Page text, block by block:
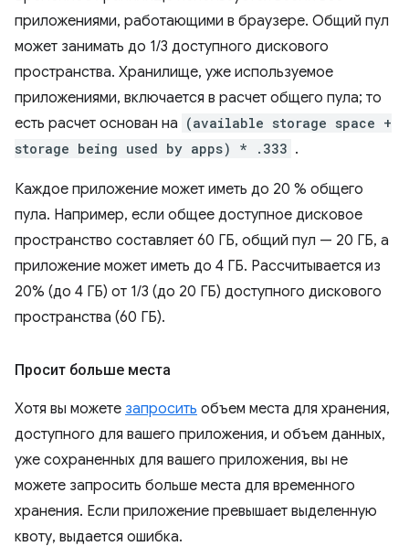
приложениями, работающими в браузере. Общий пул
может занимать до 1/3 доступного дискового
пространства. Хранилище, уже используемое
приложениями, включается в расчет общего пула; то
есть расчет основан на (available storage space +
storage being used by apps) * .333 .
Каждое приложение может иметь до 20 % общего
пула. Например, если общее доступное дисковое
пространство составляет 60 ГБ, общий пул — 20 ГБ, а
приложение может иметь до 4 ГБ. Рассчитывается из
20% (до 4 ГБ) от 1/3 (до 20 ГБ) доступного дискового
пространства (60 ГБ).
Просит больше места
Хотя вы можете запросить объем места для хранения,
доступного для вашего приложения, и объем данных,
уже сохраненных для вашего приложения, вы не
можете запросить больше места для временного
хранения. Если приложение превышает выделенную
квоту, выдается ошибка.